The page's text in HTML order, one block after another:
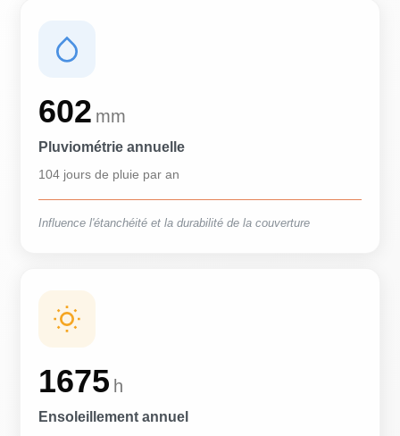
602 mm
Pluviométrie annuelle
104 jours de pluie par an
Influence l'étanchéité et la durabilité de la couverture
1675 h
Ensoleillement annuel